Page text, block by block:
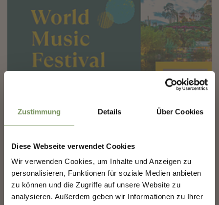
Zustimmung Details Über Cookies
Diese Webseite verwendet Cookies
Wir verwenden Cookies, um Inhalte und Anzeigen zu
personalisieren, Funktionen für soziale Medien anbieten
zu können und die Zugriffe auf unsere Website zu
analysieren. Außerdem geben wir Informationen zu Ihrer
21:00
WORLD MUSIC FESTIVAL 2026: JAMES
MORRISON
James Morrison torna con il suo settimo album in studio Fight
✖
COSTRUIAMO INSIEME IL
FUTURO DI MERANO.
COSTRUIAMO INSIEME IL FUTURO DI